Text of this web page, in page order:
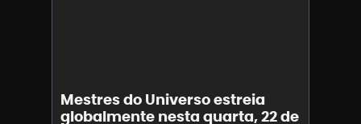
Mestres do Universo estreia
globalmente nesta quarta, 22 de